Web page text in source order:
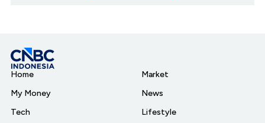
Home
My Money
Tech
Market
News
Lifestyle